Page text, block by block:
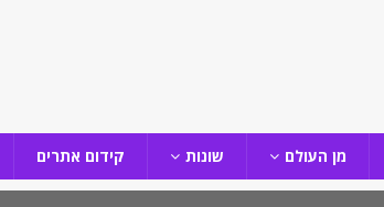
מן העולם שונות קידום אתרים